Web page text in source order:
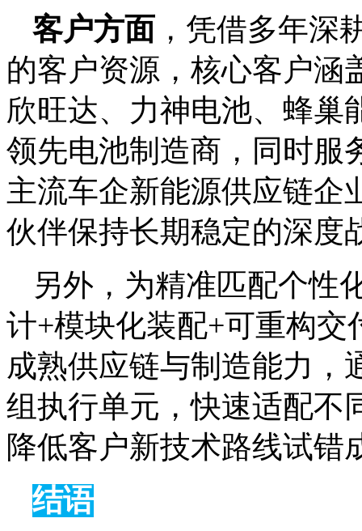
客户方面 ，凭借多年深
的客户资源，核心客户涵
欣旺达、力神电池、蜂巢
领先电池制造商，同时服
主流车企新能源供应链企
伙伴保持长期稳定的深度
另外，为精准匹配个性
计+模块化装配+可重构交
成熟供应链与制造能力，
组执行单元，快速适配不
降低客户新技术路线试错
结语